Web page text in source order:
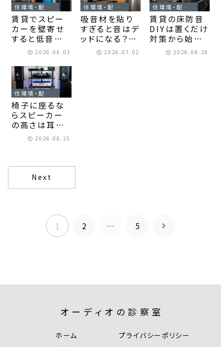
住環境・配置の工夫
賃貸でスピー
カーを壁寄せ
すると低音は
増幅する？対策
と音質を保つ
配置のコツ！
2026.08.03
住環境・配置の工夫
吸音材を貼り
すぎると音はデ
ッドになる？自
然な響きを戻
す調整法が見
2026.07.02
住環境・配置の工夫
賃貸の床防音
DIYは置くだけ
対策から始め
る｜足音対策
と原状回復の
2026.06.28
住環境・配置の工夫
椅子に座るな
らスピーカー
の高さは耳の
位置が基準｜
聴きやすい設
身につく！
2026.06.25
Next
1 2 … 5
次
オーディオの診察室
ホーム
プライバシーポリシー